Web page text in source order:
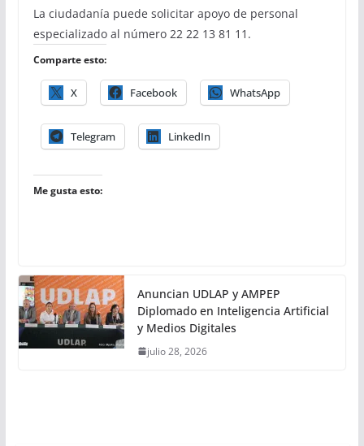
La ciudadanía puede solicitar apoyo de personal
especializado al número 22 22 13 81 11.
Comparte esto:
X Facebook WhatsApp
Telegram LinkedIn
Me gusta esto:
Anuncian UDLAP y AMPEP
Diplomado en Inteligencia Artificial
y Medios Digitales
julio 28, 2026